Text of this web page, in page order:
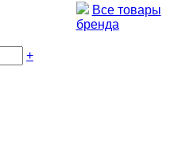
Все товары
бренда
+